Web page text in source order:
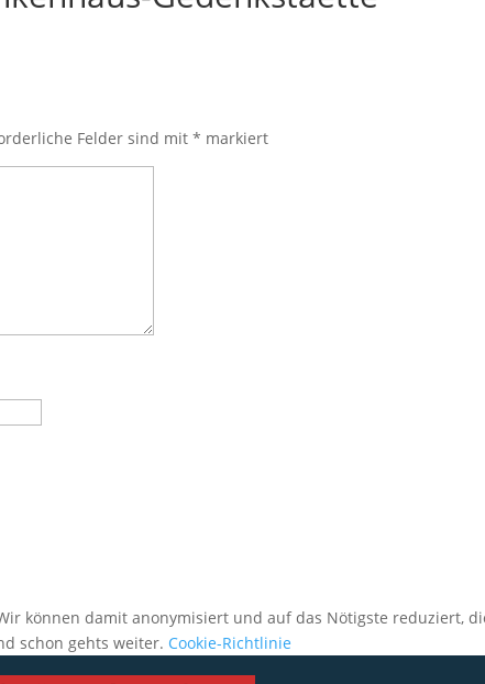
Felder sind mit* markiert
können damit anonymisiert und auf das Nötigste reduziert,
schon gehts weiter. Cookie-Richtlinie